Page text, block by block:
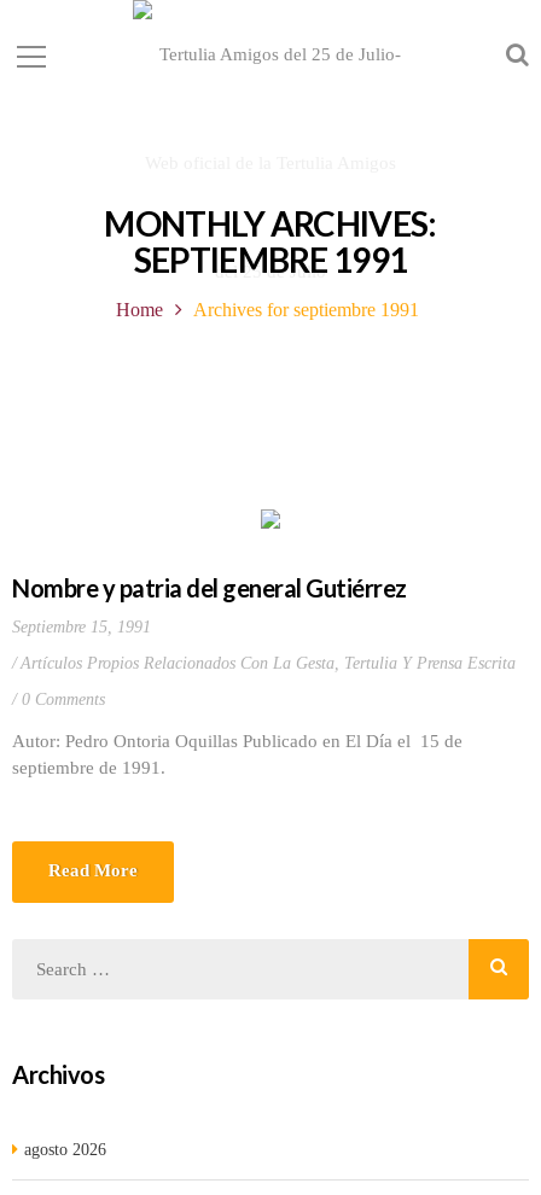
MONTHLY ARCHIVES:
SEPTIEMBRE 1991
Home Archives for septiembre 1991
Nombre y patria del general Gutiérrez
Septiembre 15, 1991
Artículos Propios Relacionados Con La Gesta, Tertulia Y Prensa Escrita
0 Comments
Autor: Pedro Ontoria Oquillas Publicado en El Día el 15 de
septiembre de 1991.
Read More
Archivos
agosto 2026